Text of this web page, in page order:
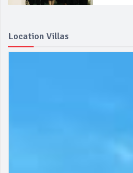
Location Villas